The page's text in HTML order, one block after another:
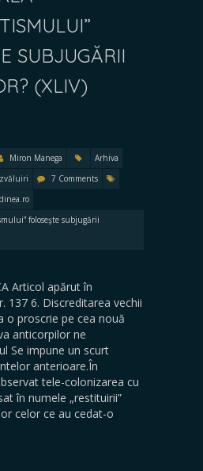
SUBJUGĂRII
(XLIV)
Miron Manega
Arhiva
7 Comments
foloseşte subjugării
Articol apărut în
137 6. Discreditarea vechii
o proscrie pe cea nouă
anticorpilor ne
Se impune un scurt
anterioare.În
tele-colonizarea cu
în numele „restituirii”
celor ce au cedat-o